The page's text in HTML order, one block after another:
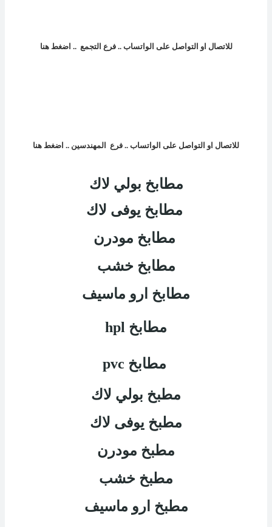
للاتصال او التواصل على الواتساب .. فرع التجمع .. اضغط هنا
للاتصال او التواصل على الواتساب .. فرع المهندسين .. اضغط هنا
مطابخ بولي لاك
مطابخ يوفى لاك
مطابخ مودرن
مطابخ خشب
مطابخ ارو ماسيف
مطابخ hpl
مطابخ pvc
مطبخ بولي لاك
مطبخ يوفى لاك
مطبخ مودرن
مطبخ خشب
مطبخ ارو ماسيف